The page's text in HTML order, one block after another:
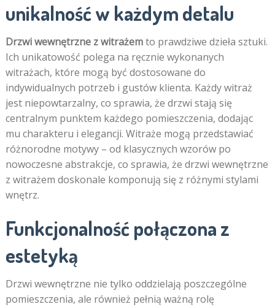
unikalność w każdym detalu
Drzwi wewnętrzne z witrażemto prawdziwe dzieła sztuki.
Ich unikatowość polega na ręcznie wykonanych
witrażach, które mogą być dostosowane do
indywidualnych potrzeb i gustów klienta. Każdy witraż
jest niepowtarzalny, co sprawia, że drzwi stają się
centralnym punktem każdego pomieszczenia, dodając
mu charakteru i elegancji. Witraże mogą przedstawiać
różnorodne motywy – od klasycznych wzorów po
nowoczesne abstrakcje, co sprawia, że drzwi wewnętrzne
z witrażem doskonale komponują się z różnymi stylami
wnętrz.
Funkcjonalność połączona z
estetyką
Drzwi wewnętrzne nie tylko oddzielają poszczególne
pomieszczenia, ale również pełnią ważną rolę